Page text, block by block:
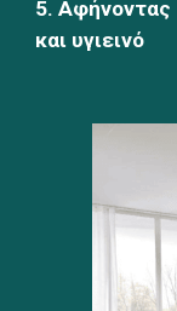
5. Αφήνοντας
και υγιεινό